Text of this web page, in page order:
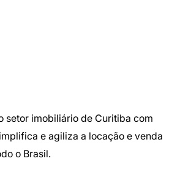
setor imobiliário de Curitiba com
e agiliza a locação e venda
o Brasil.